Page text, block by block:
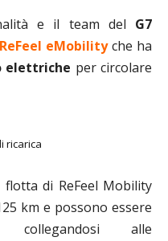
e il team del G7
ReFeel eMobilityche ha
elettriche per circolare
ricarica
di ReFeel Mobility
km e possono essere
alle